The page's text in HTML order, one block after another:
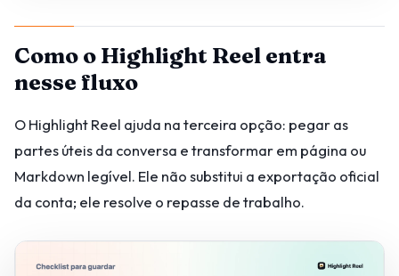
Como o Highlight Reel entra
nesse fluxo
O Highlight Reel ajuda na terceira opção: pegar as
partes úteis da conversa e transformar em página ou
Markdown legível. Ele não substitui a exportação oficial
da conta; ele resolve o repasse de trabalho.